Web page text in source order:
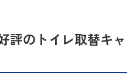
評のトイレ取替キャ